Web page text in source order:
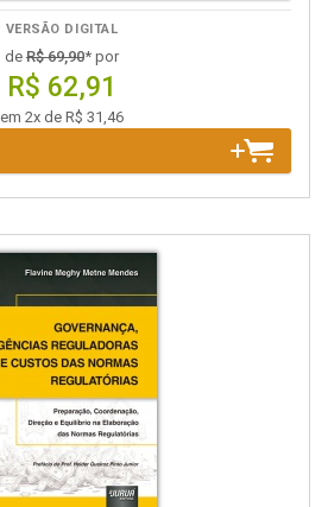
VERSÃO DIGITAL
de R$ 69,90* por
R$ 62,91
em 2x de R$ 31,46